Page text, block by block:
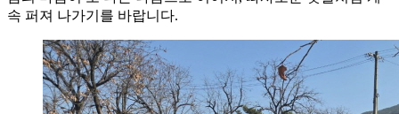
속 퍼져 나가기를 바랍니다.